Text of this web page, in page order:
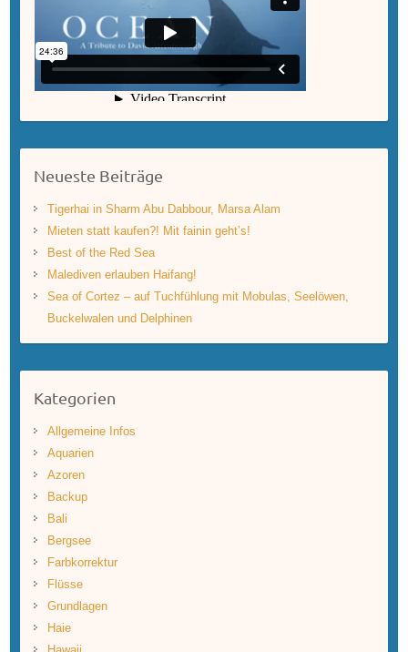
Neueste Beiträge
Tigerhai in Sharm Abu Dabbour, Marsa Alam
Mieten statt kaufen?! Mit fainin geht’s!
Best of the Red Sea
Malediven erlauben Haifang!
Sea of Cortez – auf Tuchfühlung mit Mobulas, Seelöwen,
Buckelwalen und Delphinen
Kategorien
Allgemeine Infos
Aquarien
Azoren
Backup
Bali
Bergsee
Farbkorrektur
Flüsse
Grundlagen
Haie